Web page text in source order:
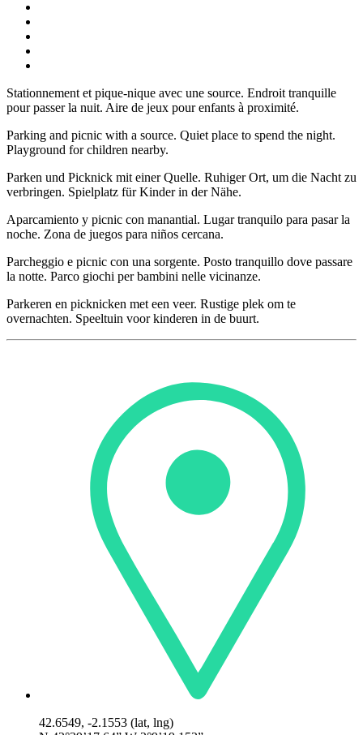
Stationnement et pique-nique avec une source. Endroit tranquille
pour passer la nuit. Aire de jeux pour enfants à proximité.
Parking and picnic with a source. Quiet place to spend the night.
Playground for children nearby.
Parken und Picknick mit einer Quelle. Ruhiger Ort, um die Nacht zu
verbringen. Spielplatz für Kinder in der Nähe.
Aparcamiento y picnic con manantial. Lugar tranquilo para pasar la
noche. Zona de juegos para niños cercana.
Parcheggio e picnic con una sorgente. Posto tranquillo dove passare
la notte. Parco giochi per bambini nelle vicinanze.
Parkeren en picknicken met een veer. Rustige plek om te
overnachten. Speeltuin voor kinderen in de buurt.
42.6549, -2.1553 (lat, lng)